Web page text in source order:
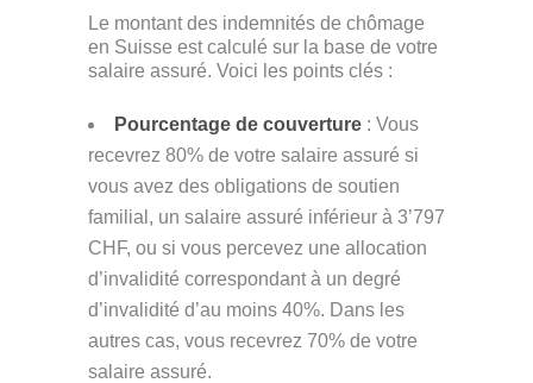
Le montant des indemnités de chômage
en Suisse est calculé sur la base de votre
salaire assuré. Voici les points clés :
Pourcentage de couverture : Vous
recevrez 80% de votre salaire assuré si
vous avez des obligations de soutien
familial, un salaire assuré inférieur à 3’797
CHF, ou si vous percevez une allocation
d’invalidité correspondant à un degré
d’invalidité d’au moins 40%. Dans les
autres cas, vous recevrez 70% de votre
salaire assuré​​.